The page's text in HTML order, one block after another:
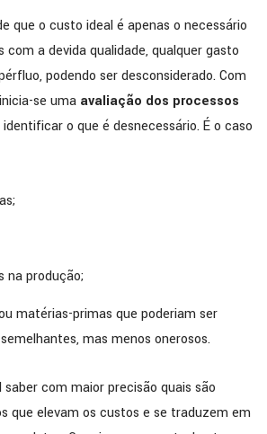
que o custo ideal é apenas o necessário
com a devida qualidade, qualquer gasto
podendo ser desconsiderado. Com
se uma avaliação dos processos
o que é desnecessário. É o caso
na produção;
matérias-primas que poderiam ser
mas menos onerosos.
com maior precisão quais são
que elevam os custos e se traduzem em